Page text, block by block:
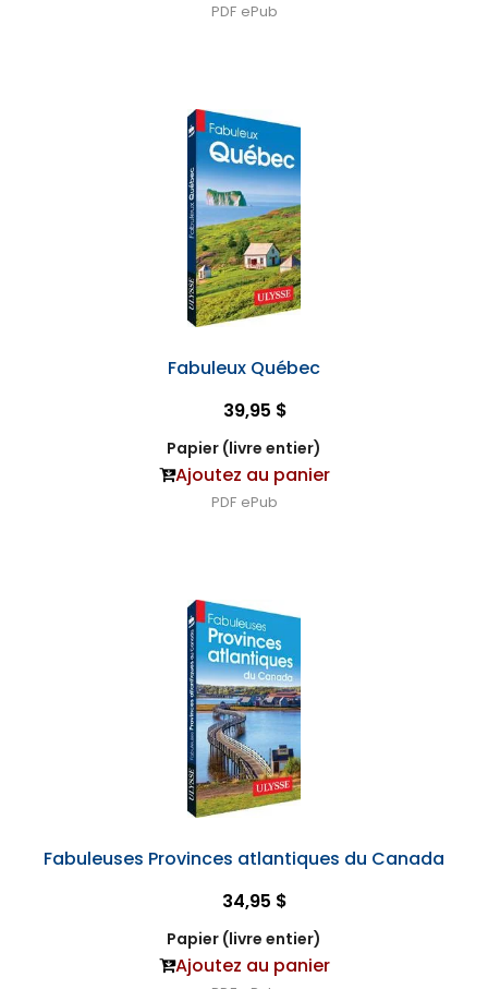
PDF ePub
Fabuleux Québec
39,95 $
Papier (livre entier)
Ajoutez au panier
PDF ePub
Fabuleuses Provinces atlantiques du Canada
34,95 $
Papier (livre entier)
Ajoutez au panier